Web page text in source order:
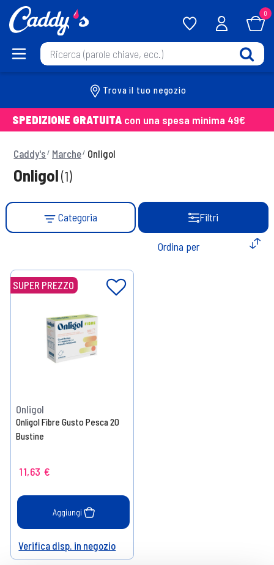
0
Trova il tuo negozio
SPEDIZIONE GRATUITA con una spesa minima 49€
Caddy's Marche Onligol
Onligol(1)
Categoria Filtri
SUPER PREZZO
Onligol
Onligol Fibre Gusto Pesca 20
Bustine
11,63 €
Aggiungi
Help
Verifica disp. in negozio